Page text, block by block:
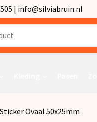
| info@silviabruin.nl
Ovaal 50x25mm